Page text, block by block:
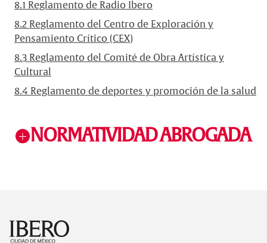
8.1 Reglamento de Radio Ibero
8.2 Reglamento del Centro de Exploración y
Pensamiento Crítico (CEX)
8.3 Reglamento del Comité de Obra Artística y
Cultural
8.4 Reglamento de deportes y promoción de la salud
NORMATIVIDAD ABROGADA